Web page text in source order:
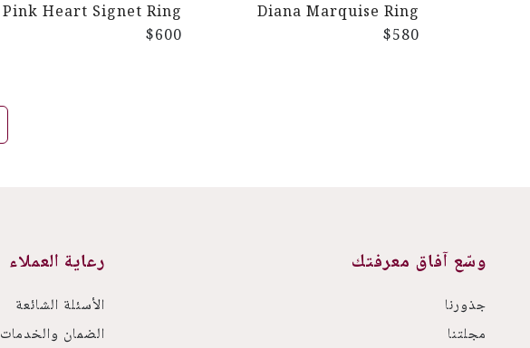
Diana Marquise Ring
$580
Pink Heart Signet Ring
$600
وسّع آفاق معرفتك
جذورنا
مجلتنا
رعاية العملاء
الأسئلة الشائعة
الضمان والخدمات